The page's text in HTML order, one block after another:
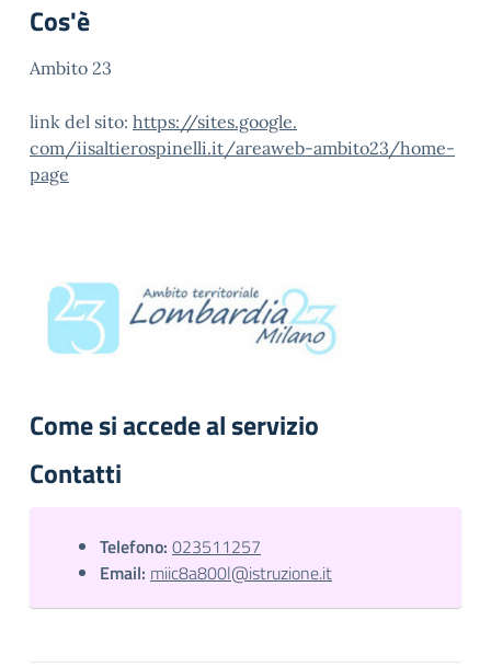
Cos'è
Ambito 23
link del sito: https://sites.google.
com/iisaltierospinelli.it/areaweb-ambito23/home-
page
Come si accede al servizio
Contatti
Telefono: 023511257
Email: miic8a800l@istruzione.it